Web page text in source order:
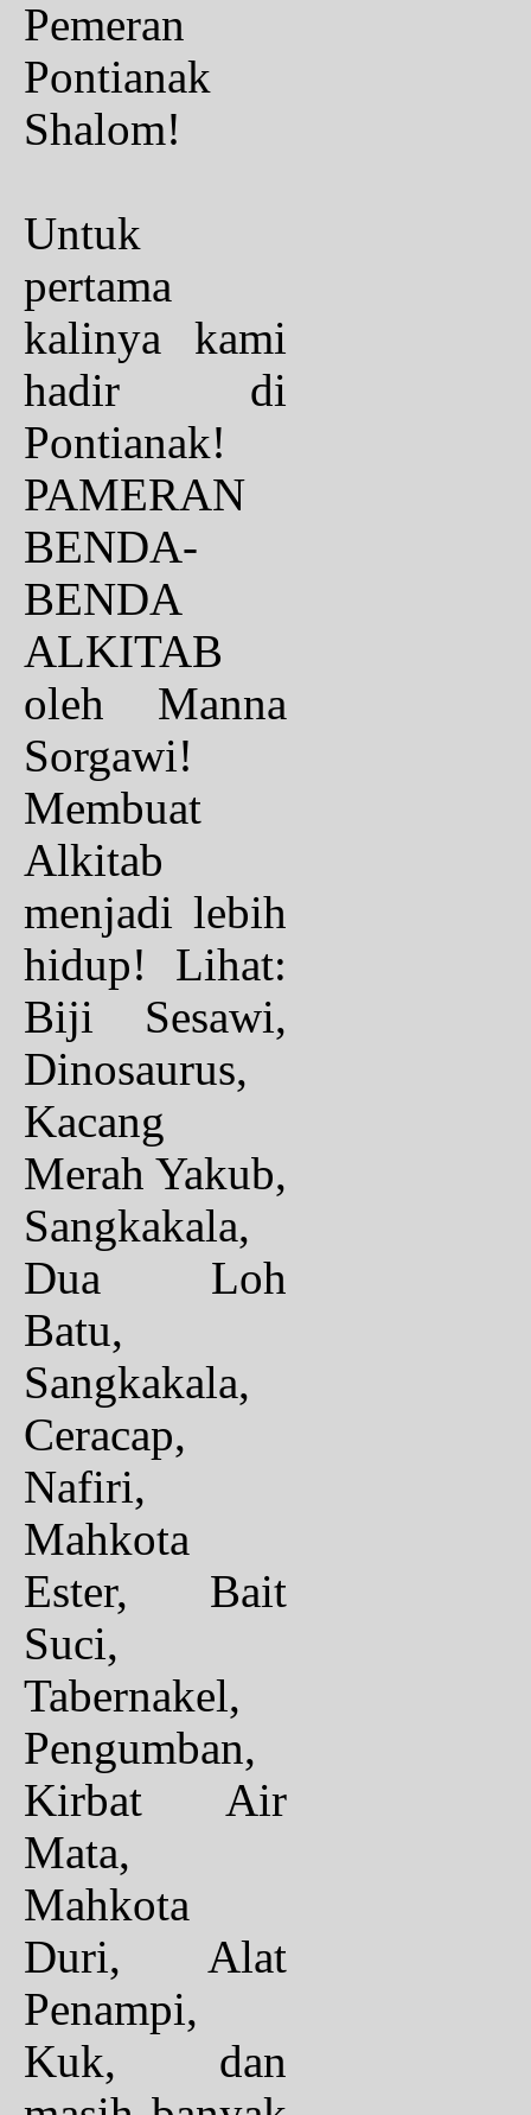
Pemeran
Pontianak
Shalom!
Untuk
pertama
kalinya kami
hadir di
Pontianak!
PAMERAN
BENDA-
BENDA
ALKITAB
oleh Manna
Sorgawi!
Membuat
Alkitab
menjadi lebih
hidup! Lihat:
Biji Sesawi,
Dinosaurus,
Kacang
Merah Yakub,
Sangkakala,
Dua Loh
Batu,
Sangkakala,
Ceracap,
Nafiri,
Mahkota
Ester, Bait
Suci,
Tabernakel,
Pengumban,
Kirbat Air
Mata,
Mahkota
Duri, Alat
Penampi,
Kuk, dan